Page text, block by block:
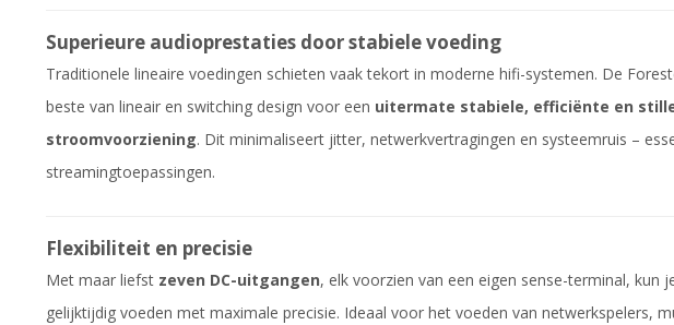
Superieure audioprestaties door stabiele voeding
Traditionele lineaire voedingen schieten vaak tekort in moderne hifi-systemen. De
beste van lineair en switching design voor een uitermate stabiele, efficiënte en
stroomvoorziening. Dit minimaliseert jitter, netwerkvertragingen en systeemruis –
streamingtoepassingen.
Flexibiliteit en precisie
Met maar liefst zeven DC-uitgangen, elk voorzien van een eigen sense-terminal, kun
gelijktijdig voeden met maximale precisie. Ideaal voor het voeden van netwerkspelers,